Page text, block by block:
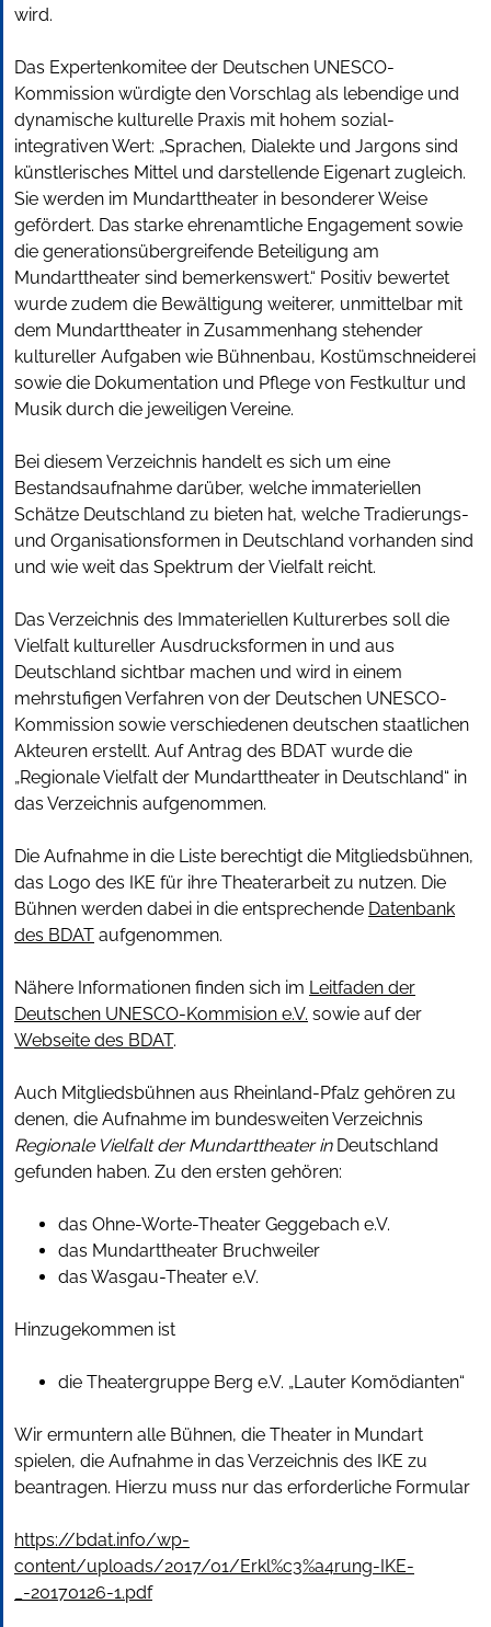
wird.
Das Expertenkomitee der Deutschen UNESCO-
Kommission würdigte den Vorschlag als lebendige und
dynamische kulturelle Praxis mit hohem sozial-
integrativen Wert: „Sprachen, Dialekte und Jargons sind
künstlerisches Mittel und darstellende Eigenart zugleich.
Sie werden im Mundarttheater in besonderer Weise
gefördert. Das starke ehrenamtliche Engagement sowie
die generationsübergreifende Beteiligung am
Mundarttheater sind bemerkenswert.“ Positiv bewertet
wurde zudem die Bewältigung weiterer, unmittelbar mit
dem Mundarttheater in Zusammenhang stehender
kultureller Aufgaben wie Bühnenbau, Kostümschneiderei
sowie die Dokumentation und Pflege von Festkultur und
Musik durch die jeweiligen Vereine.
Bei diesem Verzeichnis handelt es sich um eine
Bestandsaufnahme darüber, welche immateriellen
Schätze Deutschland zu bieten hat, welche Tradierungs-
und Organisationsformen in Deutschland vorhanden sind
und wie weit das Spektrum der Vielfalt reicht.
Das Verzeichnis des Immateriellen Kulturerbes soll die
Vielfalt kultureller Ausdrucksformen in und aus
Deutschland sichtbar machen und wird in einem
mehrstufigen Verfahren von der Deutschen UNESCO-
Kommission sowie verschiedenen deutschen staatlichen
Akteuren erstellt. Auf Antrag des BDAT wurde die
„Regionale Vielfalt der Mundarttheater in Deutschland“ in
das Verzeichnis aufgenommen.
Die Aufnahme in die Liste berechtigt die Mitgliedsbühnen,
das Logo des IKE für ihre Theaterarbeit zu nutzen. Die
Bühnen werden dabei in die entsprechende Datenbank
des BDAT aufgenommen.
Nähere Informationen finden sich im Leitfaden der
Deutschen UNESCO-Kommision e.V. sowie auf der
Webseite des BDAT.
Auch Mitgliedsbühnen aus Rheinland-Pfalz gehören zu
denen, die Aufnahme im bundesweiten Verzeichnis
Regionale Vielfalt der Mundarttheater inDeutschland
gefunden haben. Zu den ersten gehören:
das Ohne-Worte-Theater Geggebach e.V.
das Mundarttheater Bruchweiler
das Wasgau-Theater e.V.
Hinzugekommen ist
die Theatergruppe Berg e.V. „Lauter Komödianten“
Wir ermuntern alle Bühnen, die Theater in Mundart
spielen, die Aufnahme in das Verzeichnis des IKE zu
beantragen. Hierzu muss nur das erforderliche Formular
https://bdat.info/wp-
content/uploads/2017/01/Erkl%c3%a4rung-IKE-
_-20170126-1.pdf